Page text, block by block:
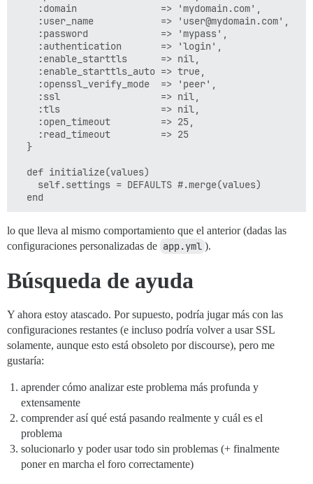
    :domain               => 'mydomain.com',
    :user_name            => 'user@mydomain.com',
    :password             => 'mypass',
    :authentication       => 'login',
    :enable_starttls      => nil,
    :enable_starttls_auto => true,
    :openssl_verify_mode  => 'peer',
    :ssl                  => nil,
    :tls                  => nil,
    :open_timeout         => 25,
    :read_timeout         => 25
  }
  def initialize(values)
    self.settings = DEFAULTS #.merge(values)
lo que lleva al mismo comportamiento que el anterior (dadas las
configuraciones personalizadas de app.yml ).
Búsqueda de ayuda
Y ahora estoy atascado. Por supuesto, podría jugar más con las
configuraciones restantes (e incluso podría volver a usar SSL
solamente, aunque esto está obsoleto por discourse), pero me
gustaría:
aprender cómo analizar este problema más profunda y
extensamente
comprender así qué está pasando realmente y cuál es el
problema
solucionarlo y poder usar todo sin problemas (+ finalmente
poner en marcha el foro correctamente)